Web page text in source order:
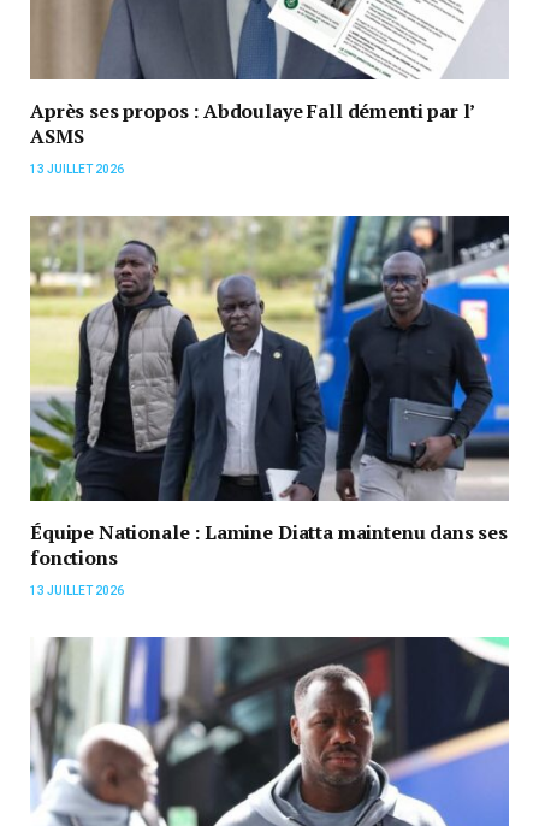
Après ses propos : Abdoulaye Fall démenti par l’
ASMS
13 JUILLET 2026
Équipe Nationale : Lamine Diatta maintenu dans ses
fonctions
13 JUILLET 2026